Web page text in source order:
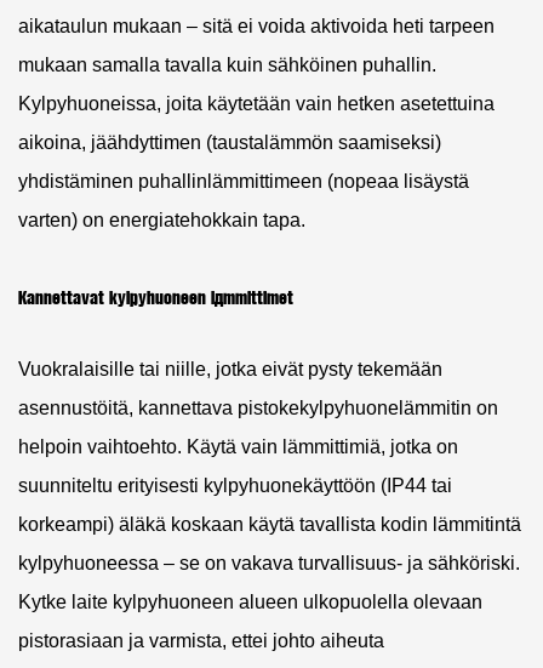
aikataulun mukaan – sitä ei voida aktivoida heti tarpeen
mukaan samalla tavalla kuin sähköinen puhallin.
Kylpyhuoneissa, joita käytetään vain hetken asetettuina
aikoina, jäähdyttimen (taustalämmön saamiseksi)
yhdistäminen puhallinlämmittimeen (nopeaa lisäystä
varten) on energiatehokkain tapa.
Kannettavat kylpyhuoneen lämmittimet
Vuokralaisille tai niille, jotka eivät pysty tekemään
asennustöitä, kannettava pistokekylpyhuonelämmitin on
helpoin vaihtoehto. Käytä vain lämmittimiä, jotka on
suunniteltu erityisesti kylpyhuonekäyttöön (IP44 tai
korkeampi) äläkä koskaan käytä tavallista kodin lämmitintä
kylpyhuoneessa – se on vakava turvallisuus- ja sähköriski.
Kytke laite kylpyhuoneen alueen ulkopuolella olevaan
pistorasiaan ja varmista, ettei johto aiheuta